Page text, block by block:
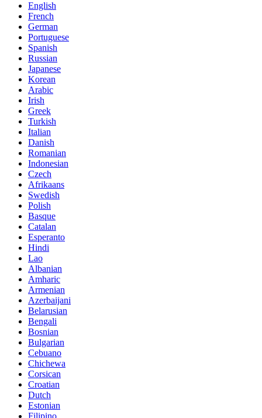
English
French
German
Portuguese
Spanish
Russian
Japanese
Korean
Arabic
Irish
Greek
Turkish
Italian
Danish
Romanian
Indonesian
Czech
Afrikaans
Swedish
Polish
Basque
Catalan
Esperanto
Hindi
Lao
Albanian
Amharic
Armenian
Azerbaijani
Belarusian
Bengali
Bosnian
Bulgarian
Cebuano
Chichewa
Corsican
Croatian
Dutch
Estonian